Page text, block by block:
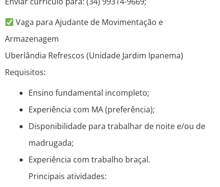
Vaga para Ajudante de Movimentação e
Armazenagem
Uberlândia Refrescos (Unidade Jardim Ipanema)
Requisitos:
Ensino fundamental incompleto;
Experiência com MA (preferência);
Disponibilidade para trabalhar de noite e/ou de
madrugada;
Experiência com trabalho braçal.
Principais atividades: